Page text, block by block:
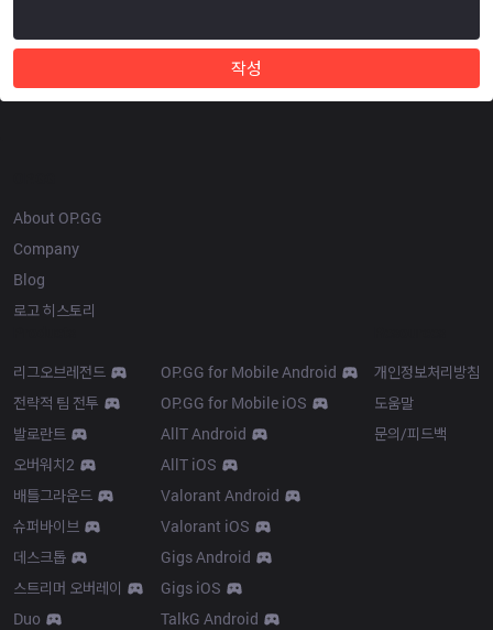
작성
About OP.GG
Company
Blog
로고 히스토리
리그오브레전드
전략적 팀 전투
발로란트
오버워치2
배틀그라운드
슈퍼바이브
데스크톱
스트리머 오버레이
Duo
OP.GG for Mobile Android
OP.GG for Mobile iOS
AllT Android
AllT iOS
Valorant Android
Valorant iOS
Gigs Android
Gigs iOS
TalkG Android
개인정보처리방침
도움말
문의/피드백